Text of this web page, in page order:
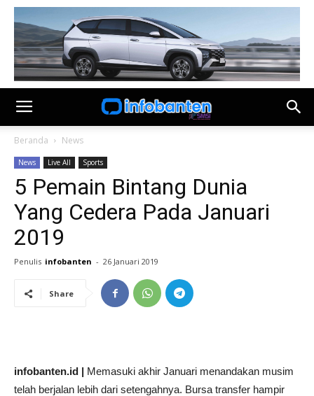
Beranda News
News Live All Sports
5 Pemain Bintang Dunia
Yang Cedera Pada Januari
2019
Penulis infobanten - 26 Januari 2019
Share
infobanten.id | Memasuki akhir Januari menandakan musim
telah berjalan lebih dari setengahnya. Bursa transfer hampir